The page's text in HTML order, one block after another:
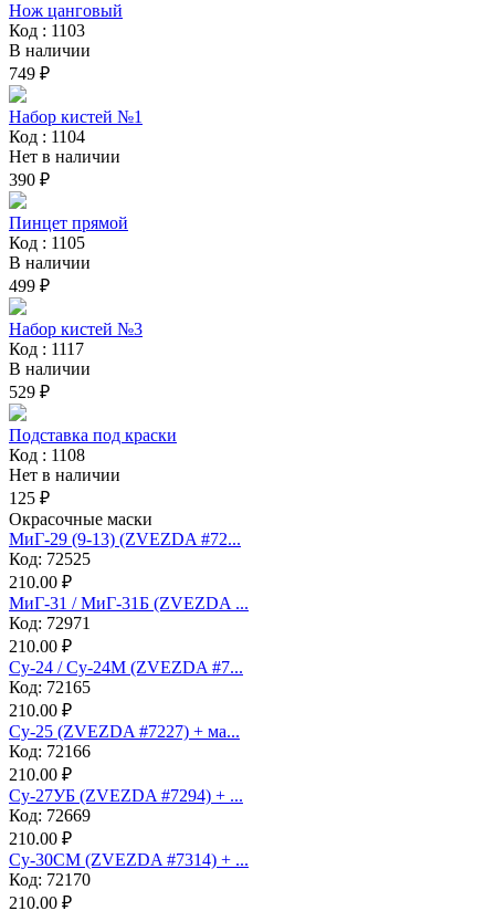
Нож цанговый
Код : 1103
В наличии
749 ₽
Набор кистей №1
Код : 1104
Нет в наличии
390 ₽
Пинцет прямой
Код : 1105
В наличии
499 ₽
Набор кистей №3
Код : 1117
В наличии
529 ₽
Подставка под краски
Код : 1108
Нет в наличии
125 ₽
Окрасочные маски
МиГ-29 (9-13) (ZVEZDA #72...
Код: 72525
210.00 ₽
МиГ-31 / МиГ-31Б (ZVEZDA ...
Код: 72971
210.00 ₽
Су-24 / Су-24М (ZVEZDA #7...
Код: 72165
210.00 ₽
Су-25 (ZVEZDA #7227) + ма...
Код: 72166
210.00 ₽
Су-27УБ (ZVEZDA #7294) + ...
Код: 72669
210.00 ₽
Су-30СМ (ZVEZDA #7314) + ...
Код: 72170
210.00 ₽